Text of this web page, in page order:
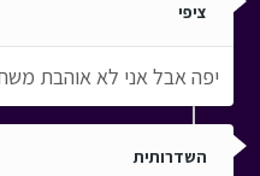
ציפי
יפה אבל אני לא אוהבת
השדרותית